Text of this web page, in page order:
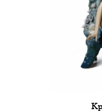
В случае
Сроки